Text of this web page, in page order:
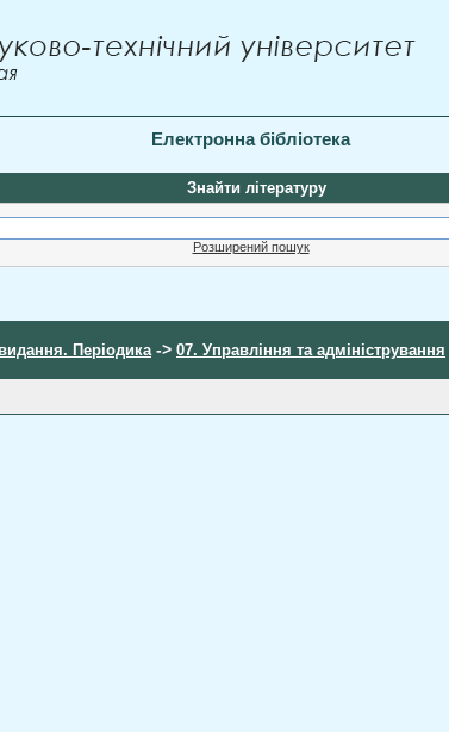
Електронна бібліотека
Знайти літературу
Розширений пошук
Періодика -> 07. Управління та адміністрування